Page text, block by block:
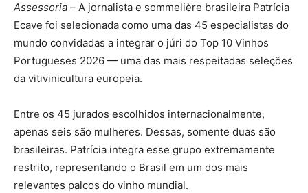
Assessoria – A jornalista e sommelière brasileira Patrícia
Ecave foi selecionada como uma das 45 especialistas do
mundo convidadas a integrar o júri do Top 10 Vinhos
Portugueses 2026 — uma das mais respeitadas seleções
da vitivinicultura europeia.
Entre os 45 jurados escolhidos internacionalmente,
apenas seis são mulheres. Dessas, somente duas são
brasileiras. Patrícia integra esse grupo extremamente
restrito, representando o Brasil em um dos mais
relevantes palcos do vinho mundial.